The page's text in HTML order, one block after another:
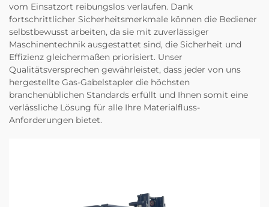
vom Einsatzort reibungslos verlaufen. Dank
fortschrittlicher Sicherheitsmerkmale können die Bediener
selbstbewusst arbeiten, da sie mit zuverlässiger
Maschinentechnik ausgestattet sind, die Sicherheit und
Effizienz gleichermaßen priorisiert. Unser
Qualitätsversprechen gewährleistet, dass jeder von uns
hergestellte Gas-Gabelstapler die höchsten
branchenüblichen Standards erfüllt und Ihnen somit eine
verlässliche Lösung für alle Ihre Materialfluss-
Anforderungen bietet.